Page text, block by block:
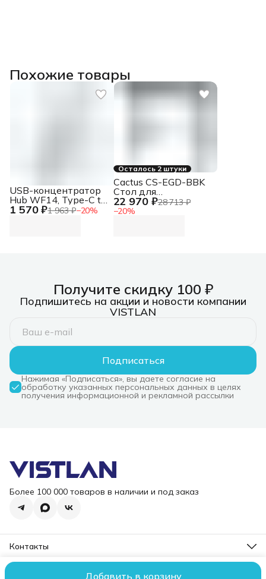
Добавить в корзину
Похожие товары
1 570 ₽1 963 ₽−20%
USB-концентратор
Hub WF14, Type-C to
USB3.0*3+HDMI+mSD/SD
Осталось 2 штуки
22 970 ₽28 713 ₽
−20%
Cactus CS-EGD-BBK
Стол для
компьютера с
электроприводом
Получите скидку 100 ₽
Подпишитесь на акции и новости компании
VISTLAN
Подписаться
Нажимая «Подписаться», вы даете согласие на
обработку указанных персональных данных в целях
получения информационной и рекламной рассылки
Более 100 000 товаров в наличии и под заказ
Контакты
Режим работы
2006 – 2026 ООО "ВИСТЛАН". Все права защищены.